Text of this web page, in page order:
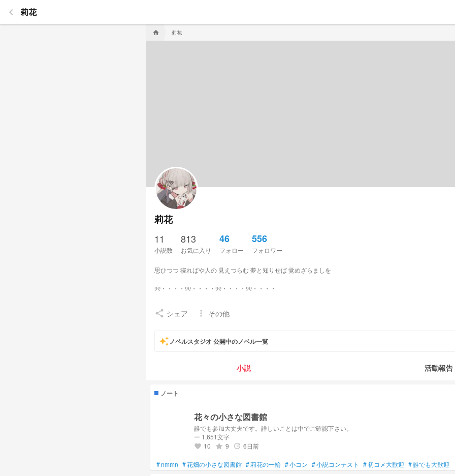
home 莉花
keyboard_arrow_left 莉花
莉花
11
小説数
813
お気に入り
46
フォロー
556
フォロワー
思ひつつ 寝ればや人の 見えつらむ 夢と知りせば 覚めざらましを
୨୧・・・・୨୧・・・・୨୧・・・・୨୧・・・・
«注意点» nmmnのルールが守れていない方はある程度対処致します
リムした人はすみませんが即座にブロックさせて頂きます。
解除して欲しいことがありましたら別垢で雑談部屋までお越し下さい。
➳❥夢女子を否定してるんじゃない、夢女子になってしまう自分が嫌なんです😖
share シェア more_vert その他
auto_awesomeノベルスタジオ 公開中のノベル一覧
小説 活動報告
ノート
花々の小さな図書館
誰でも参加大丈夫です。詳しいことは中でご確認下さい。
ー 1,651文字
favorite 10 grade 9 update 6日前
#nmmn #花畑の小さな図書館 #莉花の一輪 #小コン #小説コンテスト #初コメ大歓迎 #誰でも大歓迎